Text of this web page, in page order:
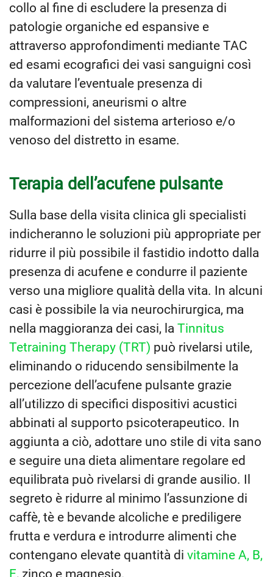
collo al fine di escludere la presenza di
patologie organiche ed espansive e
attraverso approfondimenti mediante TAC
ed esami ecografici dei vasi sanguigni così
da valutare l’eventuale presenza di
compressioni, aneurismi o altre
malformazioni del sistema arterioso e/o
venoso del distretto in esame.
Terapia dell’acufene pulsante
Sulla base della visita clinica gli specialisti
indicheranno le soluzioni più appropriate per
ridurre il più possibile il fastidio indotto dalla
presenza di acufene e condurre il paziente
verso una migliore qualità della vita. In alcuni
casi è possibile la via neurochirurgica, ma
nella maggioranza dei casi, la Tinnitus
Tetraining Therapy (TRT) può rivelarsi utile,
eliminando o riducendo sensibilmente la
percezione dell’acufene pulsante grazie
all’utilizzo di specifici dispositivi acustici
abbinati al supporto psicoterapeutico. In
aggiunta a ciò, adottare uno stile di vita sano
e seguire una dieta alimentare regolare ed
equilibrata può rivelarsi di grande ausilio. Il
segreto è ridurre al minimo l’assunzione di
caffè, tè e bevande alcoliche e prediligere
frutta e verdura e introdurre alimenti che
contengano elevate quantità di vitamine A, B,
E, zinco e magnesio.